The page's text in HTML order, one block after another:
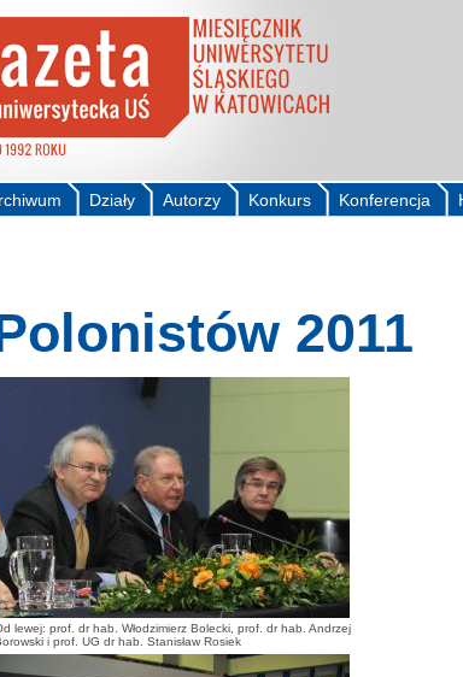
Konferencja
Konkurs
Autorzy
Działy
2011
lewej: prof. dr hab. Włodzimierz Bolecki, prof. dr hab. Andrzej
i prof. UG dr hab. Stanisław Rosiek